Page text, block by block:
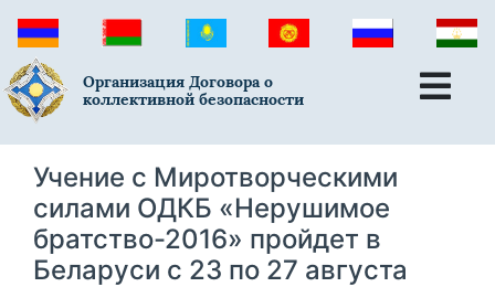
Организация Договора о
коллективной безопасности
Учение с Миротворческими
силами ОДКБ «Нерушимое
братство-2016» пройдет в
Беларуси с 23 по 27 августа